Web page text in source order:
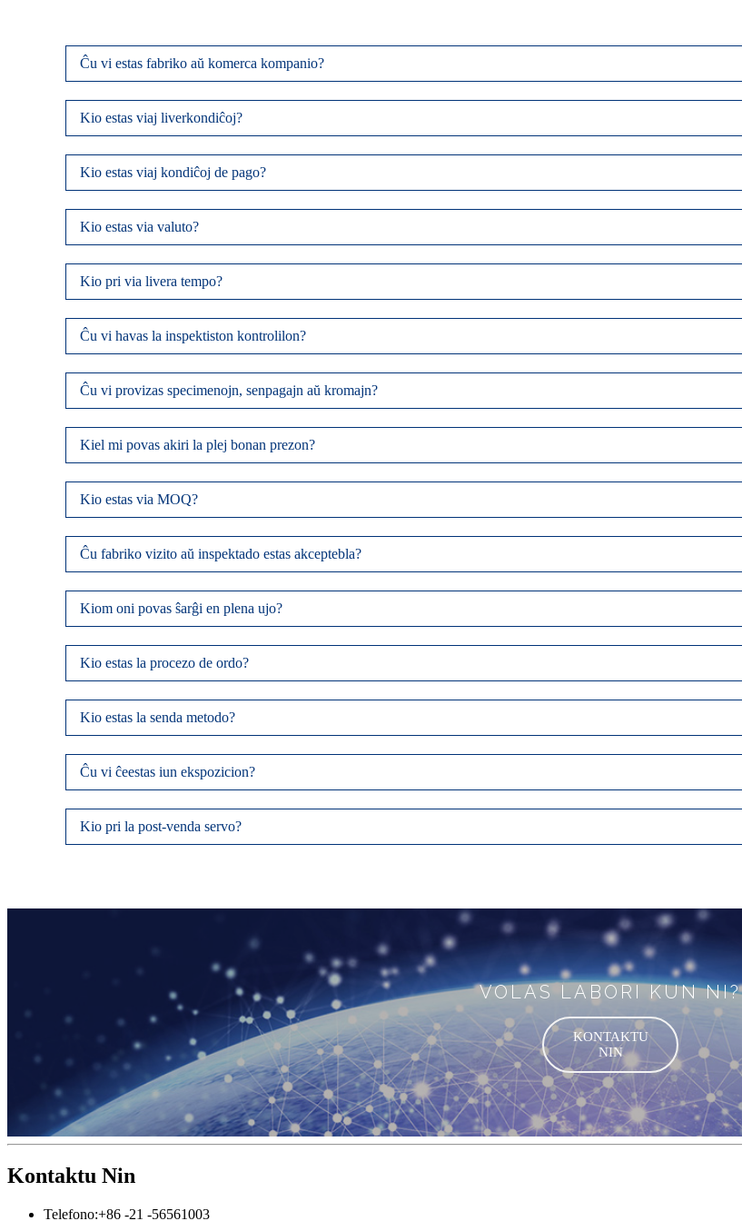
Ĉu vi estas fabriko aŭ komerca kompanio?
Kio estas viaj liverkondiĉoj?
Kio estas viaj kondiĉoj de pago?
Kio estas via valuto?
Kio pri via livera tempo?
Ĉu vi havas la inspektiston kontrolilon?
Ĉu vi provizas specimenojn, senpagajn aŭ kromajn?
Kiel mi povas akiri la plej bonan prezon?
Kio estas via MOQ?
Ĉu fabriko vizito aŭ inspektado estas akceptebla?
Kiom oni povas ŝarĝi en plena ujo?
Kio estas la procezo de ordo?
Kio estas la senda metodo?
Ĉu vi ĉeestas iun ekspozicion?
Kio pri la post-venda servo?
VOLAS LABORI KUN NI?
KONTAKTU
NIN
Kontaktu Nin
Telefono:+86 -21 -56561003